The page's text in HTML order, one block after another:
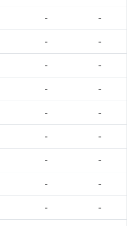
- -
- -
- -
- -
- -
- -
- -
- -
- -